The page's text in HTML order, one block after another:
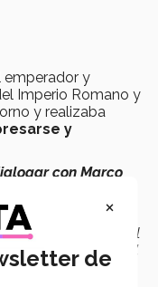
emperador y
Imperio Romano y
y realizaba
y
con Marco
guía quien
pensamiento al
de Marco Aurelio
”.
×
de